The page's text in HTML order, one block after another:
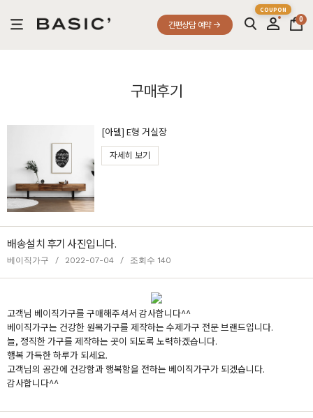
간편상담 예약
0
구매후기
[아델] E형 거실장
자세히 보기
배송설치 후기 사진입니다.
베이직가구 / 2022-07-04 / 조회수 140
고객님 베이직가구를 구매해주셔서 감사합니다^^
베이직가구는 건강한 원목가구를 제작하는 수제가구 전문 브랜드입니다.
늘, 정직한 가구를 제작하는 곳이 되도록 노력하겠습니다.
행복 가득한 하루가 되세요.
고객님의 공간에 건강함과 행복함을 전하는 베이직가구가 되겠습니다.
감사합니다^^